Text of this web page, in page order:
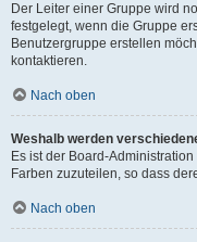
Der Leiter einer Gruppe wird
festgelegt, wenn die Gruppe
Benutzergruppe erstellen
kontaktieren.
Nach oben
Weshalb werden
Es ist der Board-
Farben zuzuteilen, so dass
Nach oben